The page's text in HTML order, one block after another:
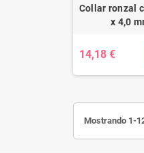
Collar ronzal
x 4,0
14,18 €
Mostrando 1-